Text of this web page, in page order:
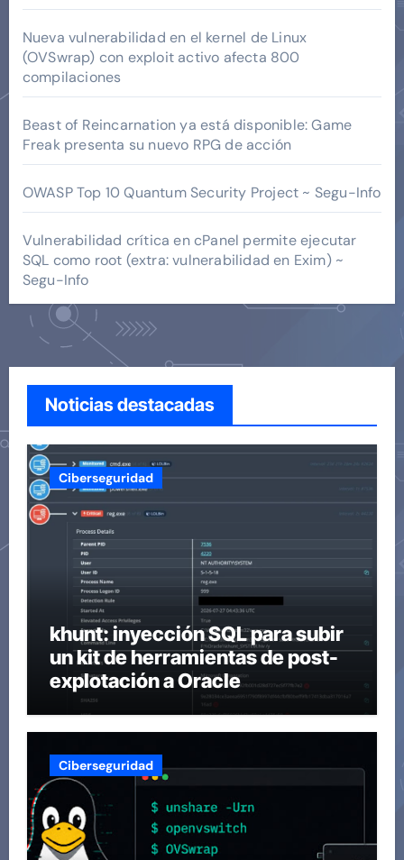
Nueva vulnerabilidad en el kernel de Linux
(OVSwrap) con exploit activo afecta 800
compilaciones
Beast of Reincarnation ya está disponible: Game
Freak presenta su nuevo RPG de acción
OWASP Top 10 Quantum Security Project ~ Segu-Info
Vulnerabilidad crítica en cPanel permite ejecutar
SQL como root (extra: vulnerabilidad en Exim) ~
Segu-Info
Noticias destacadas
Ciberseguridad
khunt: inyección SQL para subir
un kit de herramientas de post-
explotación a Oracle
Ciberseguridad